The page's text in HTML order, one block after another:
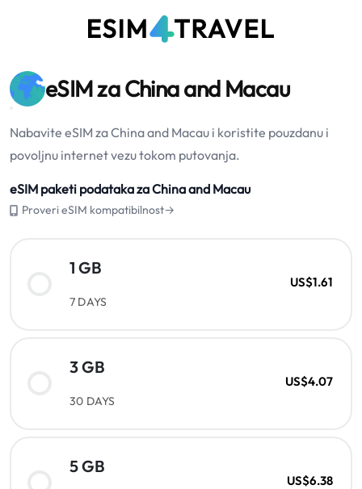
eSIM za China and Macau
Nabavite eSIM za China and Macau i koristite pouzdanu i
povoljnu internet vezu tokom putovanja.
eSIM paketi podataka za China and Macau
Proveri eSIM kompatibilnost→
1 GB
7 DAYS
US$1.61
3 GB
30 DAYS
US$4.07
5 GB
US$6.38